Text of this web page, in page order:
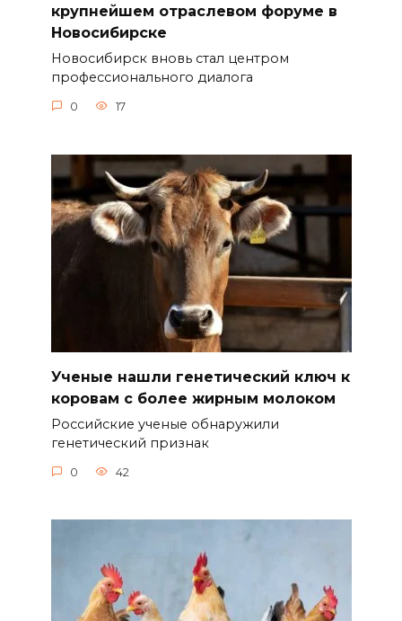
крупнейшем отраслевом форуме в
Новосибирске
Новосибирск вновь стал центром
профессионального диалога
0 17
Ученые нашли генетический ключ к
коровам с более жирным молоком
Российские ученые обнаружили
генетический признак
0 42